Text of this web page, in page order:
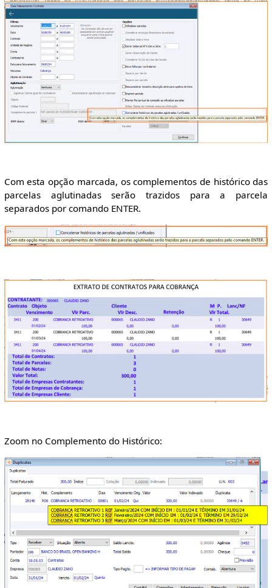
Com esta opção marcada, os complementos de histórico das
parcelas aglutinadas serão trazidos para a parcela
separados por comando ENTER.
Zoom no Complemento do Histórico: